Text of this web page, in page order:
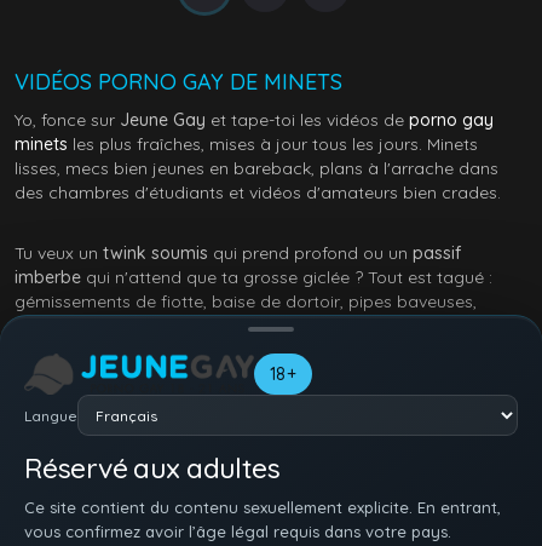
18+
Langue
Réservé aux adultes
Ce site contient du contenu sexuellement explicite. En entrant,
vous confirmez avoir l’âge légal requis dans votre pays.
VIDÉOS PORNO GAY DE MINETS
Yo, fonce sur Jeune Gay et tape-toi les vidéos de porno gay
minets les plus fraîches, mises à jour tous les jours. Minets
lisses, mecs bien jeunes en bareback, plans à l'arrache dans
des chambres d'étudiants et vidéos d'amateurs bien crades.
Tu veux un twink soumis qui prend profond ou un passif
imberbe qui n'attend que ta grosse giclée ? Tout est tagué :
gémissements de fiotte, baise de dortoir, pipes baveuses,
branlettes en public, ou trios dégueulasses où des
font ouvrir en deux
Parcours les sets – amateurs, trios d'étudiants, rimming crade,
interracial, solo – et garde tes favoris. Chargement rapide,
extraits non censurés, tout en streaming gratos :
transforme ton écran en vraie zone de baise twink. Sans filtre,
juste du cul jeune et bien chaud.